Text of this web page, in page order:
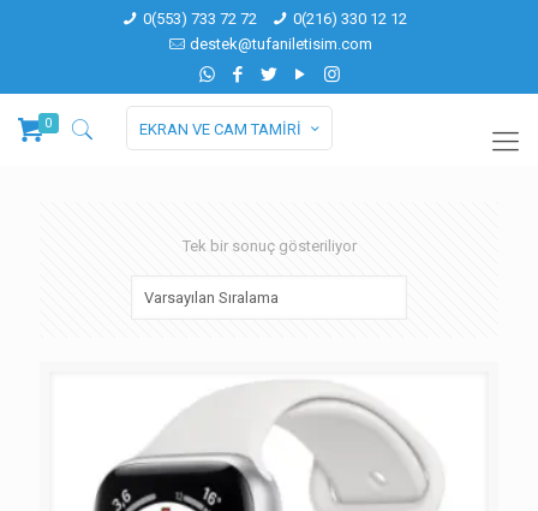
0(553) 733 72 72
0(216) 330 12 12
destek@tufaniletisim.com
0 EKRAN VE CAM TAMİRİ
Tek bir sonuç gösteriliyor